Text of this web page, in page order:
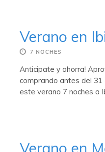
Verano en
7 NOCHES
Anticipate y ahorra!
comprando antes del
este verano 7 noches a
Verano en